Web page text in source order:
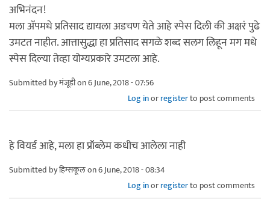
अभिनंदन!
मला ॲपमधे प्रतिसाद द्यायला अडचण येते आहे स्पेस दिली की अक्षरं पुढे
उमटत नाहीत. आत्तासुद्धा हा प्रतिसाद सगळे शब्द सलग लिहून मग मधे
स्पेस दिल्या तेव्हा योग्यप्रकारे उमटला आहे.
Submitted byमंजूडीon 6 June, 2018 - 07:56
Log inorregisterto post comments
हे वियर्ड आहे, मला हा प्रॉब्लेम कधीच आलेला नाही
Submitted byहिम्सकूलon 6 June, 2018 - 08:34
Log inorregisterto post comments